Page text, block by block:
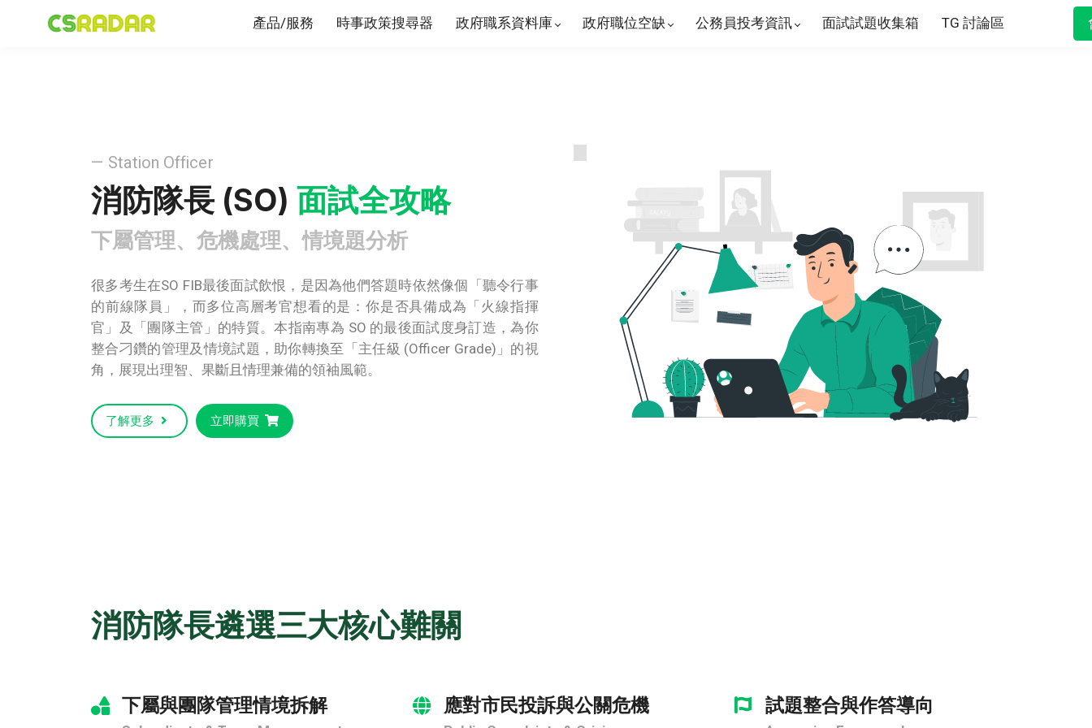
產品/服務 時事政策搜尋器 政府職系資料庫 政府職位空缺 公務員投考資訊 面試試題收集箱 TG 討論區
— Station Officer
消防隊長 (SO) 面試全攻略
下屬管理、危機處理、情境題分析
很多考生在SO FIB最後面試飲恨，是因為他們答題時依然像個「聽令行事
的前線隊員」，而多位高層考官想看的是：你是否具備成為「火線指揮
官」及「團隊主管」的特質。本指南專為 SO 的最後面試度身訂造，為你
整合刁鑽的管理及情境試題，助你轉換至「主任級 (Officer Grade)」的視
角，展現出理智、果斷且情理兼備的領袖風範。
了解更多 立即購買
消防隊長遴選三大核心難關
下屬與團隊管理情境拆解 應對市民投訴與公關危機 試題整合與作答導向